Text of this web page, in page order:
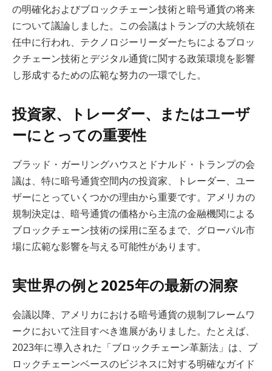
の明確化およびブロックチェーン技術と暗号通貨の将来
について議論しました。この会議はトランプの大統領在
任中に行われ、テクノロジーリーダーたちによるブロッ
クチェーン技術とデジタル通貨に関する政策環境を影響
し形成するための広範な努力の一環でした。
投資家、トレーダー、またはユーザ
ーにとっての重要性
ブラッド・ガーリングハウスとドナルド・トランプの会
議は、特に暗号通貨空間内の投資家、トレーダー、ユー
ザーにとっていくつかの理由から重要です。アメリカの
規制決定は、暗号通貨の価格から主流の金融機関による
ブロックチェーン技術の採用に至るまで、グローバル市
場に広範な影響を与える可能性があります。
実世界の例と2025年の最新の洞察
会議以降、アメリカにおける暗号通貨の規制フレームワ
ークにおいて注目すべき進展がありました。たとえば、
2023年に導入された「ブロックチェーン革新法」は、ブ
ロックチェーンベースのビジネスに対する明確なガイド